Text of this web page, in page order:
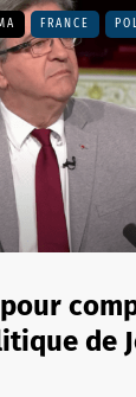
FRANCE
de